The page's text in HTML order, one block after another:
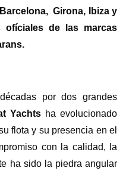
Girona, Ibiza y
ofíciales de las marcas
por dos grandes
Yachtsha evolucionado
flota y su presencia en el
con la calidad, la
ha sido la piedra angular